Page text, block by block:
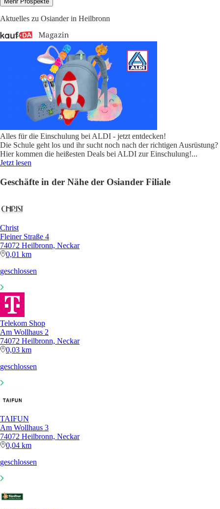
Aktuelles zu Osiander in Heilbronn
Alles für die Einschulung bei ALDI - jetzt entdecken!
Die Schule geht los und ihr sucht noch nach der richtigen Ausrüstung?
Hier kommen die heißesten Deals bei ALDI zur Einschulung!...
Jetzt lesen
Geschäfte in der Nähe der Osiander Filiale
Christ
Fleiner Straße 4
74072 Heilbronn, Neckar
0,01 km
geschlossen
Telekom Shop
Am Wollhaus 2
74072 Heilbronn, Neckar
0,03 km
geschlossen
TAIFUN
Am Wollhaus 3
74072 Heilbronn, Neckar
0,04 km
geschlossen